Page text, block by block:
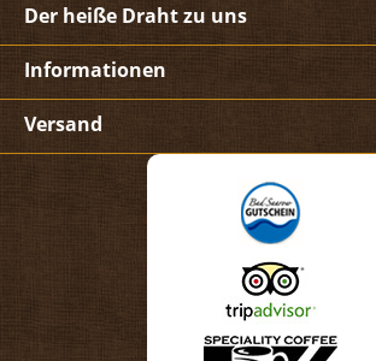
Der heiße Draht zu uns
Informationen
Versand